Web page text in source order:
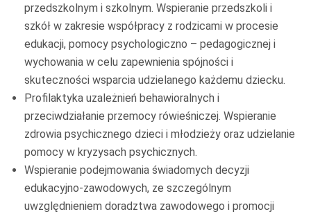
przedszkolnym i szkolnym. Wspieranie przedszkoli i
szkół w zakresie współpracy z rodzicami w procesie
edukacji, pomocy psychologiczno – pedagogicznej i
wychowania w celu zapewnienia spójności i
skuteczności wsparcia udzielanego każdemu dziecku.
Profilaktyka uzależnień behawioralnych i
przeciwdziałanie przemocy rówieśniczej. Wspieranie
zdrowia psychicznego dzieci i młodzieży oraz udzielanie
pomocy w kryzysach psychicznych.
Wspieranie podejmowania świadomych decyzji
edukacyjno-zawodowych, ze szczególnym
uwzględnieniem doradztwa zawodowego i promocji